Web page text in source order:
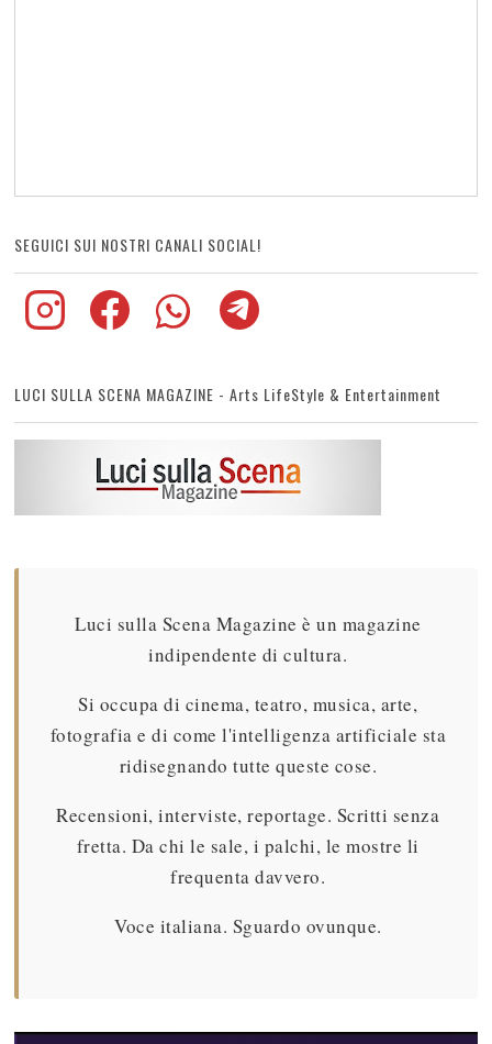
SEGUICI SUI NOSTRI CANALI SOCIAL!
LUCI SULLA SCENA MAGAZINE - Arts LifeStyle & Entertainment
Luci sulla Scena Magazine è un magazine
indipendente di cultura.
Si occupa di cinema, teatro, musica, arte,
fotografia e di come l'intelligenza artificiale sta
ridisegnando tutte queste cose.
Recensioni, interviste, reportage. Scritti senza
fretta. Da chi le sale, i palchi, le mostre li
frequenta davvero.
Voce italiana. Sguardo ovunque.